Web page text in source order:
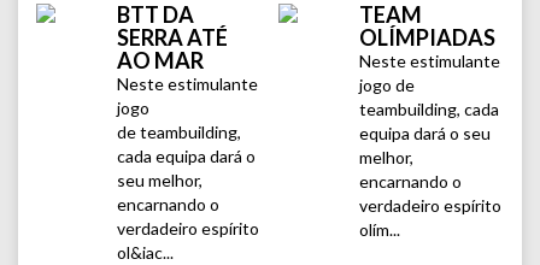
BTT DA
SERRA ATÉ
AO MAR
Neste estimulante
jogo
de teambuilding,
cada equipa dará o
seu melhor,
encarnando o
verdadeiro espírito
ol&iac...
TEAM
OLÍMPIADAS
Neste estimulante
jogo de
teambuilding, cada
equipa dará o seu
melhor,
encarnando o
verdadeiro espírito
olím...